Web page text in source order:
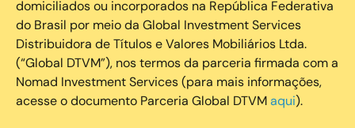
domiciliados ou incorporados na República Federativa
do Brasil por meio da Global Investment Services
Distribuidora de Títulos e Valores Mobiliários Ltda.
(“Global DTVM”), nos termos da parceria firmada com a
Nomad Investment Services (para mais informações,
acesse o documento Parceria Global DTVMaqui).